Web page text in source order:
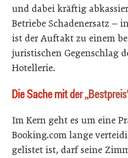
und dabei kräftig
Betriebe Schadenersatz –
ist der Auftakt zu einem
juristischen Gegenschlag
Hotellerie.
Die Sache mit der
Im Kern geht es um eine
Booking.com lange
gelistet ist, darf seine